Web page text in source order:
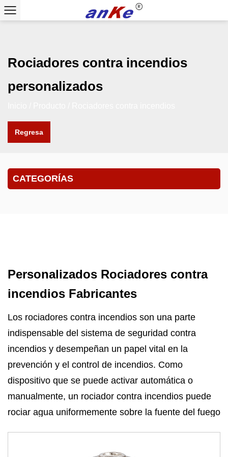
Rociadores contra incendios
personalizados
Regresa
CATEGORÍAS
Personalizados Rociadores contra
incendios Fabricantes
Los rociadores contra incendios son una parte
indispensable del sistema de seguridad contra
incendios y desempeñan un papel vital en la
prevención y el control de incendios. Como
dispositivo que se puede activar automática o
manualmente, un rociador contra incendios puede
rociar agua uniformemente sobre la fuente del fuego